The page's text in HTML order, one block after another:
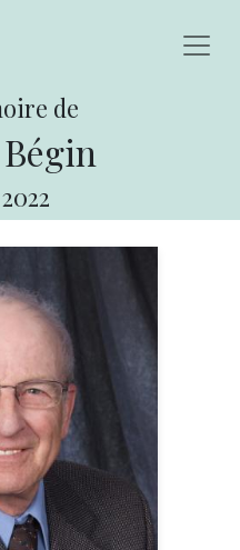
de
2022